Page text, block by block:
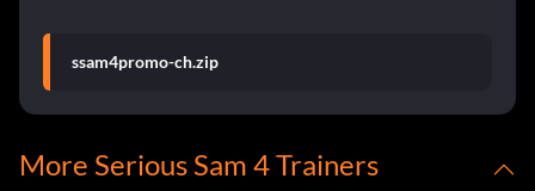
ssam4promo-ch.zip
More Serious Sam 4 Trainers